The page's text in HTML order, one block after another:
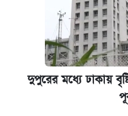
দুপুরের মধ্যে ঢাকায়